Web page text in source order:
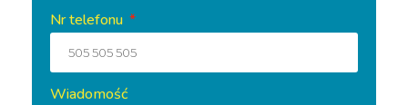
Nr telefonu
Wiadomość